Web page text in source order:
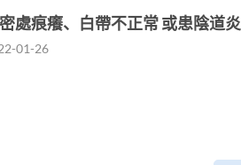
處痕癢、白帶不正常 或患陰道炎
01-26